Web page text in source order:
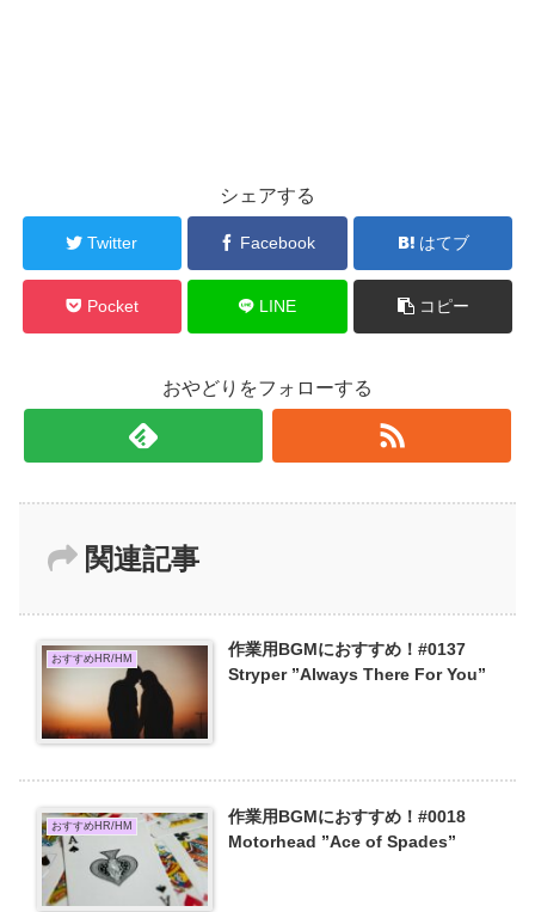
シェアする
Twitter Facebook はてブ
Pocket LINE コピー
おやどりをフォローする
関連記事
おすすめHR/HM
作業用BGMにおすすめ！#0137
Stryper ”Always There For You”
おすすめHR/HM
作業用BGMにおすすめ！#0018
Motorhead ”Ace of Spades”